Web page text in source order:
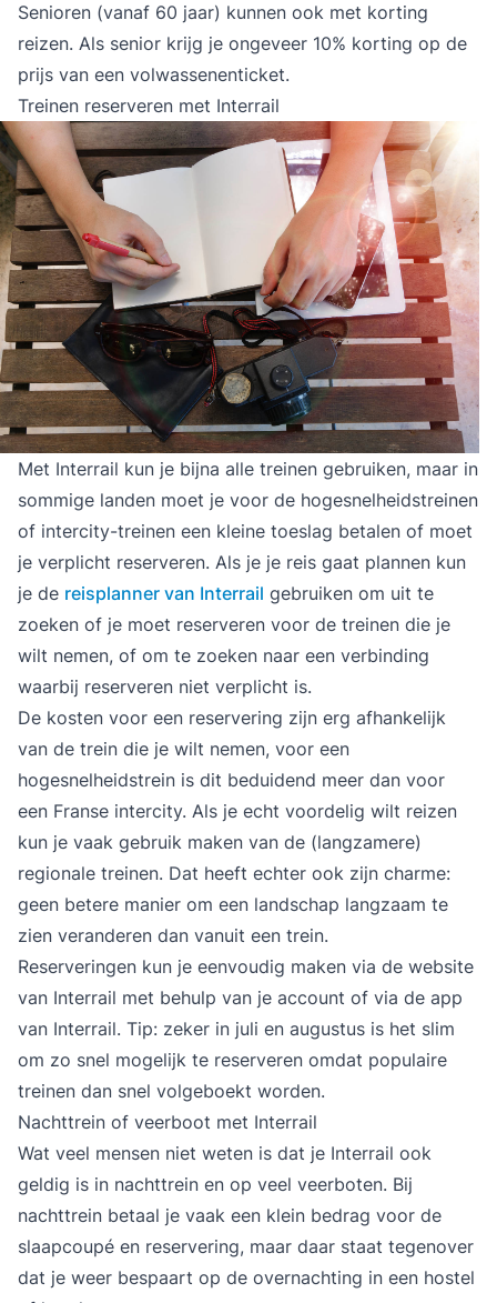
Senioren (vanaf 60 jaar) kunnen ook met korting
reizen. Als senior krijg je ongeveer 10% korting op de
prijs van een volwassenenticket.
Treinen reserveren met Interrail
Met Interrail kun je bijna alle treinen gebruiken, maar in
sommige landen moet je voor de hogesnelheidstreinen
of intercity-treinen een kleine toeslag betalen of moet
je verplicht reserveren. Als je je reis gaat plannen kun
je de reisplanner van Interrail gebruiken om uit te
zoeken of je moet reserveren voor de treinen die je
wilt nemen, of om te zoeken naar een verbinding
waarbij reserveren niet verplicht is.
De kosten voor een reservering zijn erg afhankelijk
van de trein die je wilt nemen, voor een
hogesnelheidstrein is dit beduidend meer dan voor
een Franse intercity. Als je echt voordelig wilt reizen
kun je vaak gebruik maken van de (langzamere)
regionale treinen. Dat heeft echter ook zijn charme:
geen betere manier om een landschap langzaam te
zien veranderen dan vanuit een trein.
Reserveringen kun je eenvoudig maken via de website
van Interrail met behulp van je account of via de app
van Interrail. Tip: zeker in juli en augustus is het slim
om zo snel mogelijk te reserveren omdat populaire
treinen dan snel volgeboekt worden.
Nachttrein of veerboot met Interrail
Wat veel mensen niet weten is dat je Interrail ook
geldig is in nachttrein en op veel veerboten. Bij
nachttrein betaal je vaak een klein bedrag voor de
slaapcoupé en reservering, maar daar staat tegenover
dat je weer bespaart op de overnachting in een hostel